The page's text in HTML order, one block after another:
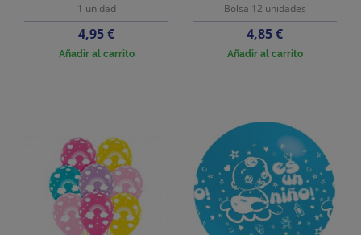
1 unidad
Precio
4,95 €
Añadir al carrito
Bolsa 12 unidades
Precio
4,85 €
Añadir al carrito